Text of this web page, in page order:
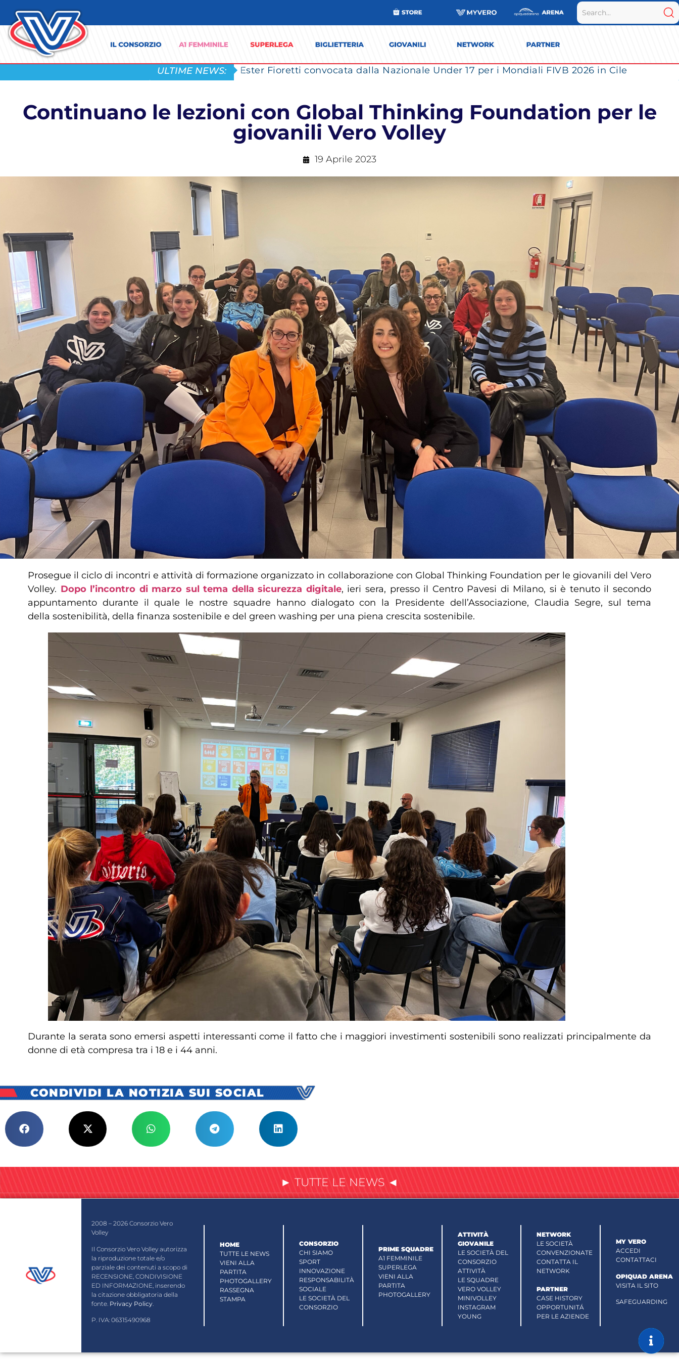
ULTIME NEWS: Ester Fioretti convocata dalla Nazionale Under 17 per i Mondiali FIVB 2026 in Cile
Continuano le lezioni con Global Thinking Foundation per le
giovanili Vero Volley
19 Aprile 2023
Prosegue il ciclo di incontri e attività di formazione organizzato in collaborazione con Global Thinking Foundation per le giovanili del Vero
Volley. Dopo l’incontro di marzo sul tema della sicurezza digitale, ieri sera, presso il Centro Pavesi di Milano, si è tenuto il secondo
appuntamento durante il quale le nostre squadre hanno dialogato con la Presidente dell’Associazione, Claudia Segre, sul tema
della sostenibilità, della finanza sostenibile e del green washing per una piena crescita sostenibile.
Durante la serata sono emersi aspetti interessanti come il fatto che i maggiori investimenti sostenibili sono realizzati principalmente da
donne di età compresa tra i 18 e i 44 anni.
CONDIVIDI LA NOTIZIA SUI SOCIAL
► TUTTE LE NEWS ◄
2008 – 2026 Consorzio Vero
Volley
Il Consorzio Vero Volley autorizza
la riproduzione totale e/o
parziale dei contenuti a scopo di
RECENSIONE, CONDIVISIONE
ED INFORMAZIONE, inserendo
la citazione obbligatoria della
fonte. Privacy Policy
P. IVA: 06315490968
HOME
TUTTE LE NEWS
VIENI ALLA
PARTITA
PHOTOGALLERY
RASSEGNA
STAMPA
CONSORZIO
CHI SIAMO
SPORT
INNOVAZIONE
RESPONSABILITÀ
SOCIALE
LE SOCIETÀ DEL
CONSORZIO
PRIME SQUADRE
A1 FEMMINILE
SUPERLEGA
VIENI ALLA
PARTITA
PHOTOGALLERY
ATTIVITÀ
GIOVANILE
LE SOCIETÀ DEL
CONSORZIO
ATTIVITÀ
LE SQUADRE
VERO VOLLEY
MINIVOLLEY
INSTAGRAM
YOUNG
NETWORK
LE SOCIETÀ
CONVENZIONATE
CONTATTA IL
NETWORK
PARTNER
CASE HISTORY
OPPORTUNITÁ
PER LE AZIENDE
MY VERO
ACCEDI
CONTATTACI
OPIQUAD ARENA
VISITA IL SITO
SAFEGUARDING